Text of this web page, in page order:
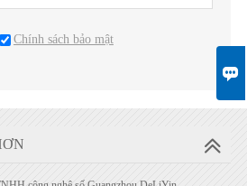

Chính sách bảo mật